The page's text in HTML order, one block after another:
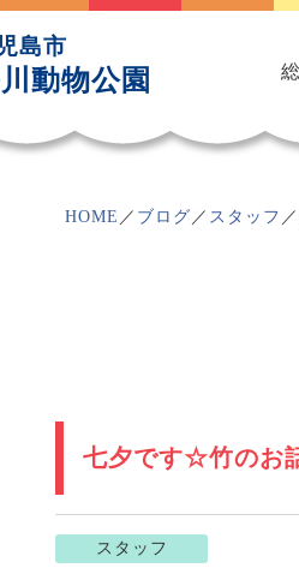
島市
動物公園
HOME ／ ブログ ／ スタッフ ／
七夕です☆竹のお
スタッフ